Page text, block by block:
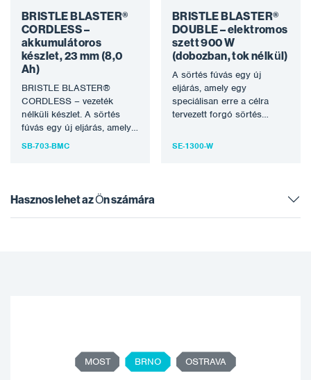
BRISTLE BLASTER®
CORDLESS –
akkumulátoros
készlet, 23 mm (8,0
Ah)
BRISTLE BLASTER®
CORDLESS – vezeték
nélküli készlet. A sörtés
fúvás egy új eljárás, amely
egy speciálisan erre a célra
SB-703-BMC
BRISTLE BLASTER®
DOUBLE – elektromos
szett 900 W
(dobozban, tok nélkül)
A sörtés fúvás egy új
eljárás, amely egy
speciálisan erre a célra
tervezett forgó sörtés
korrózió eltávolítására…
SE-1300-W
Hasznos lehet az Ön számára
MOST BRNO OSTRAVA